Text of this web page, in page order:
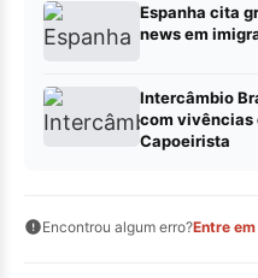
Espanha cita
news em
Intercâmbio
com vivências
Capoeirista
Encontrou algum erro?Entre